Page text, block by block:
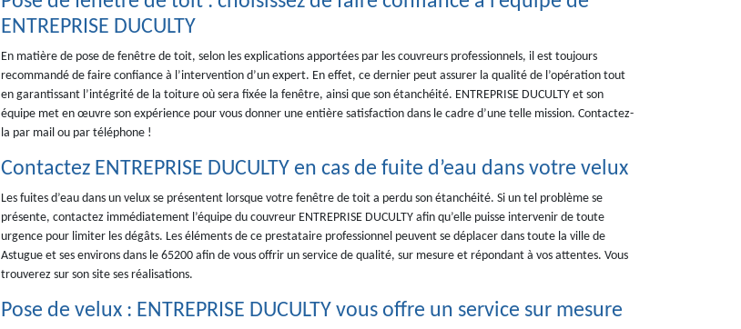
ENTREPRISE DUCULTY
En matière de pose de fenêtre de toit, selon les explications apportées par les couvreurs professionnels, il est toujours
recommandé de faire confiance à l’intervention d’un expert. En effet, ce dernier peut assurer la qualité de l’opération tout
en garantissant l’intégrité de la toiture où sera fixée la fenêtre, ainsi que son étanchéité. ENTREPRISE DUCULTY et son
équipe met en œuvre son expérience pour vous donner une entière satisfaction dans le cadre d’une telle mission. Contactez-
la par mail ou par téléphone !
Contactez ENTREPRISE DUCULTY en cas de fuite d’eau dans votre velux
Les fuites d’eau dans un velux se présentent lorsque votre fenêtre de toit a perdu son étanchéité. Si un tel problème se
présente, contactez immédiatement l’équipe du couvreur ENTREPRISE DUCULTY afin qu’elle puisse intervenir de toute
urgence pour limiter les dégâts. Les éléments de ce prestataire professionnel peuvent se déplacer dans toute la ville de
Astugue et ses environs dans le 65200 afin de vous offrir un service de qualité, sur mesure et répondant à vos attentes. Vous
trouverez sur son site ses réalisations.
Pose de velux : ENTREPRISE DUCULTY vous offre un service sur mesure